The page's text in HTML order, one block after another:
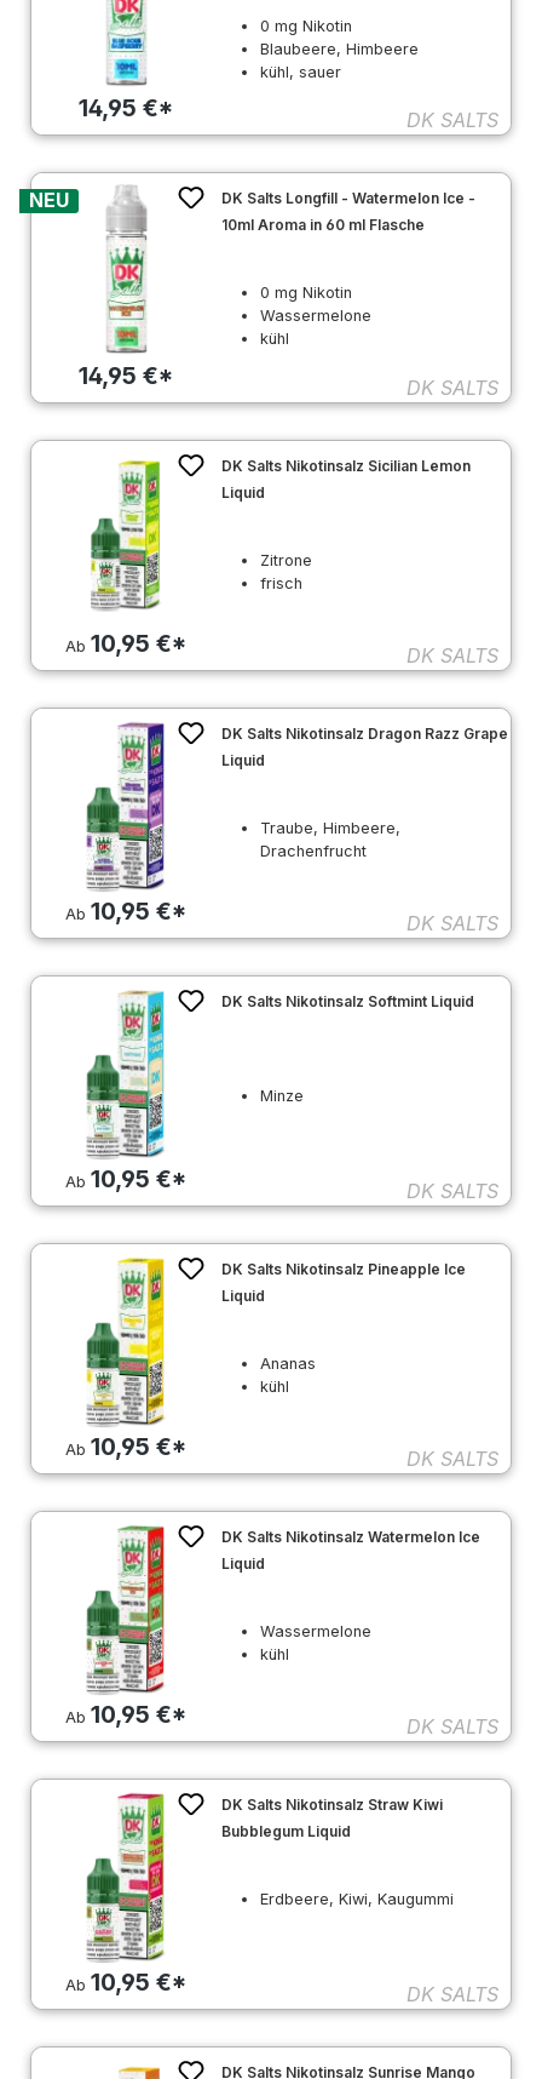
14,95 €*
0 mg Nikotin
Blaubeere, Himbeere
kühl, sauer
DK SALTS
NEU
14,95 €*
DK Salts Longfill - Watermelon Ice -
10ml Aroma in 60 ml Flasche
0 mg Nikotin
Wassermelone
kühl
DK SALTS
Ab10,95 €*
DK Salts Nikotinsalz Sicilian Lemon
Liquid
Zitrone
frisch
DK SALTS
Ab10,95 €*
DK Salts Nikotinsalz Dragon Razz Grape
Liquid
Traube, Himbeere,
Drachenfrucht
DK SALTS
Ab10,95 €*
DK Salts Nikotinsalz Softmint Liquid
Minze
DK SALTS
Ab10,95 €*
DK Salts Nikotinsalz Pineapple Ice
Liquid
Ananas
kühl
DK SALTS
Ab10,95 €*
DK Salts Nikotinsalz Watermelon Ice
Liquid
Wassermelone
kühl
DK SALTS
Ab10,95 €*
DK Salts Nikotinsalz Straw Kiwi
Bubblegum Liquid
Erdbeere, Kiwi, Kaugummi
DK SALTS
DK Salts Nikotinsalz Sunrise Mango